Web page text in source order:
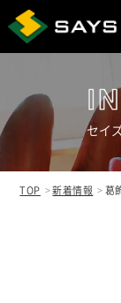
選ばれる理由
販売中の新
販売中の中
セイ
TOP 新着情報 葛